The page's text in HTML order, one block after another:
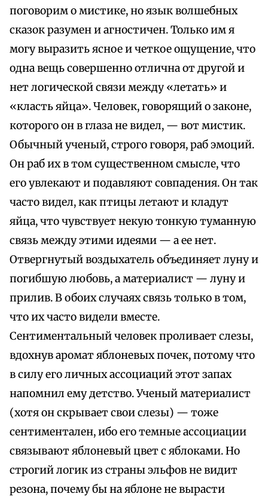
поговорим о мистике, но язык волшебных
сказок разумен и агностичен. Только им я
могу выразить ясное и четкое ощущение, что
одна вещь совершенно отлична от другой и
нет логической связи между «летать» и
«класть яйца». Человек, говорящий о законе,
которого он в глаза не видел, — вот мистик.
Обычный ученый, строго говоря, раб эмоций.
Он раб их в том существенном смысле, что
его увлекают и подавляют совпадения. Он так
часто видел, как птицы летают и кладут
яйца, что чувствует некую тонкую туманную
связь между этими идеями — а ее нет.
Отвергнутый воздыхатель объединяет луну и
погибшую любовь, а материалист — луну и
прилив. В обоих случаях связь только в том,
что их часто видели вместе.
Сентиментальный человек проливает слезы,
вдохнув аромат яблоневых почек, потому что
в силу его личных ассоциаций этот запах
напомнил ему детство. Ученый материалист
(хотя он скрывает свои слезы) — тоже
сентиментален, ибо его темные ассоциации
связывают яблоневый цвет с яблоками. Но
строгий логик из страны эльфов не видит
резона, почему бы на яблоне не вырасти